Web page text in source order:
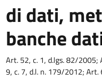
di dati,
banche
Art. 52, c. 1, d.lgs. 82/
9, c. 7, d.l. n. 179/2012; Art.